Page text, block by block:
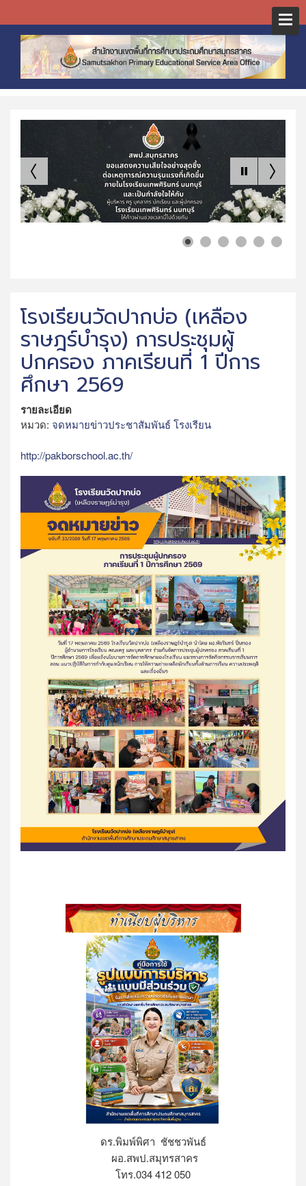
โรงเรียนวัดปากบ่อ (เหลือง
ราษฎร์บำรุง) การประชุมผู้
ปกครอง ภาคเรียนที่ 1 ปีการ
ศึกษา 2569
รายละเอียด
หมวด: จดหมายข่าวประชาสัมพันธ์ โรงเรียน
http://pakborschool.ac.th/
ดร.พิมพ์พิศา ชัชชวพันธ์
ผอ.สพป.สมุทรสาคร
โทร.034 412 050